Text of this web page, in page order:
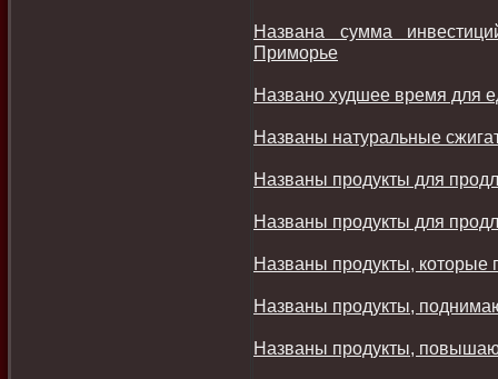
Названа сумма
Приморье
Названо худшее время для
Названы натуральные
Названы продукты для
Названы продукты для
Названы продукты, которые
Названы продукты,
Названы продукты,